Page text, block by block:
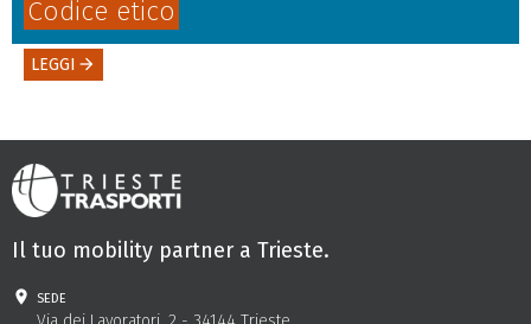
Codice etico
LEGGI arrow_forward
Il tuo mobility partner a Trieste.
sede